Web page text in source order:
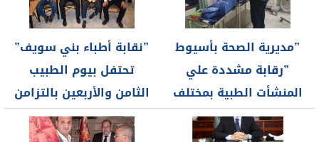
”مديرية الصحة بأسيوط
”رقابة مشددة علي
المنشأت الطبية بمختلف
مراكز المحافظة ...
”نقابة أطباء بني سويف”
تحتفل بيوم الطبيب
الثامن والأربعين بالتزامن
مع...